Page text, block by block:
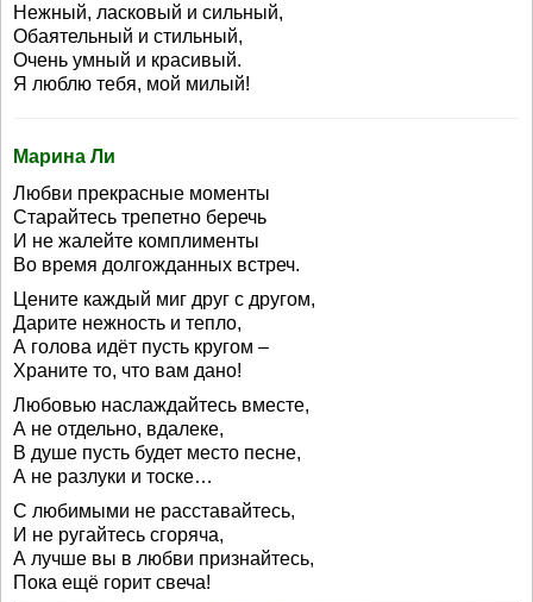
Нежный, ласковый и сильный,
Обаятельный и стильный,
Очень умный и красивый.
Я люблю тебя, мой милый!
Марина Ли
Любви прекрасные моменты
Старайтесь трепетно беречь
И не жалейте комплименты
Во время долгожданных встреч.
Цените каждый миг друг с другом,
Дарите нежность и тепло,
А голова идёт пусть кругом –
Храните то, что вам дано!
Любовью наслаждайтесь вместе,
А не отдельно, вдалеке,
В душе пусть будет место песне,
А не разлуки и тоске…
С любимыми не расставайтесь,
И не ругайтесь сгоряча,
А лучше вы в любви признайтесь,
Пока ещё горит свеча!